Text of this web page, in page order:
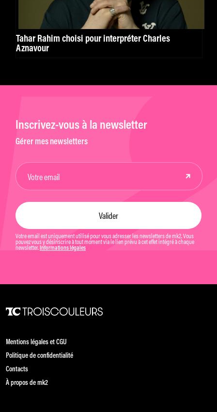
Tahar Rahim choisi pour interpréter Charles
Aznavour
Inscrivez-vous à la newsletter
Gérer mes newsletters
Votre email est uniquement utilisé pour vous adresser les newsletters de mk2. Vous
pouvez vous y désinscrire à tout moment via le lien prévu à cet effet intégré à chaque
newsletter. Informations légales
Mentions légales et CGU
Politique de confidentialité
Contacts
À propos de mk2